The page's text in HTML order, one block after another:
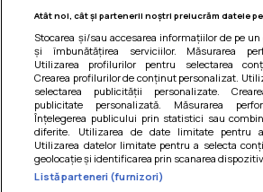
Atât noi, cât și partenerii noștri prelucrăm datele
Stocarea și/sau accesarea informațiilor de pe
și îmbunătățirea serviciilor. Măsurarea
Utilizarea profilurilor pentru selectarea
Crearea profilurilor de conținut personalizat.
selectarea publicității personalizate.
publicitate personalizată. Măsurarea
Înțelegerea publicului prin statistici sau
diferite. Utilizarea de date limitate pentru a
Utilizarea datelor limitate pentru a selecta
geolocație și identificarea prin scanarea
Listă parteneri (furnizori)